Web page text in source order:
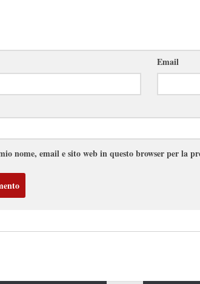
Email
nome, email e sito web in questo browser per la